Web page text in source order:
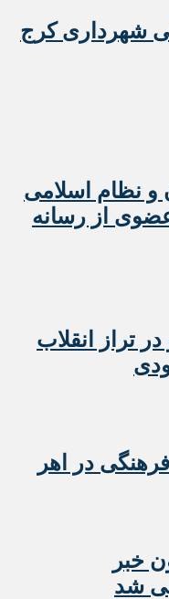
شهرداری کرج
و نظام اسلامی
از رسانه
تراز انقلاب
خبر
شد